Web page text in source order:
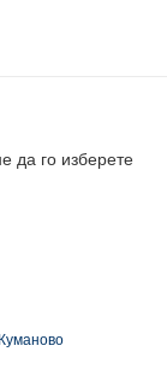
да го изберете